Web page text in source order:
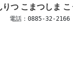
つ こまつしま
電話：0885-32-2166